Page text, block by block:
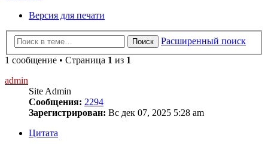
Версия для печати
Поиск
Расширенный поиск
1 сообщение • Страница 1 из 1
admin
Site Admin
Сообщения: 2294
Зарегистрирован: Вс дек 07, 2025 5:28 am
Цитата